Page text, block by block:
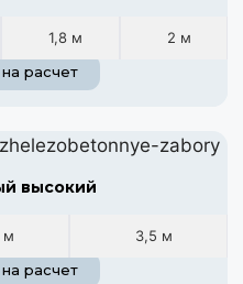
1,8 м
2 м
расчет
высокий
м
3,5 м
расчет